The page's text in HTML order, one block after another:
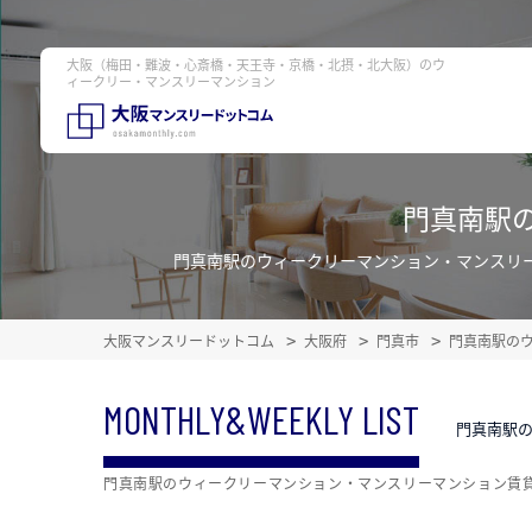
大阪（梅田・難波・心斎橋・天王寺・京橋・北摂・北大阪）のウ
ィークリー・マンスリーマンション
門真南駅
門真南駅のウィークリーマンション・マンス
大阪マンスリードットコム 大阪府 門真市 門真南駅の
MONTHLY&WEEKLY LIST 門真南駅
門真南駅のウィークリーマンション・マンスリーマンション